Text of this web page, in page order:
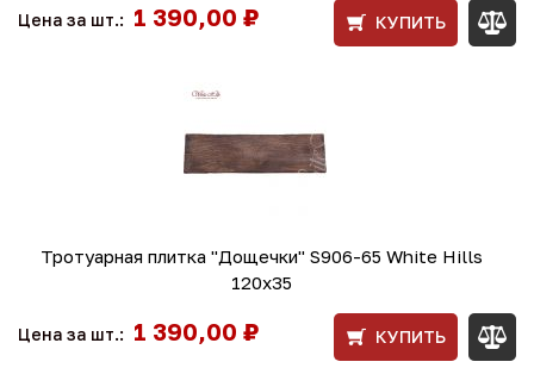
Цена за шт.: 1 390,00 ₽ КУПИТЬ
Тротуарная плитка "Дощечки" S906-65 White Hills
120x35
Цена за шт.: 1 390,00 ₽ КУПИТЬ